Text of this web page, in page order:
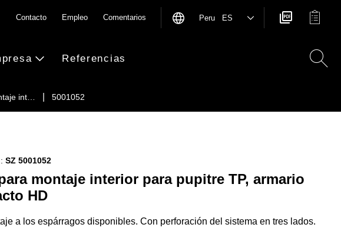
int… 5001052
Referencias
Contacto Empleo Comentarios Peru ES
montaje interior para pupitre TP, armario
HD
SZ 5001052
a los espárragos disponibles. Con perforación del sistema en tres lados.